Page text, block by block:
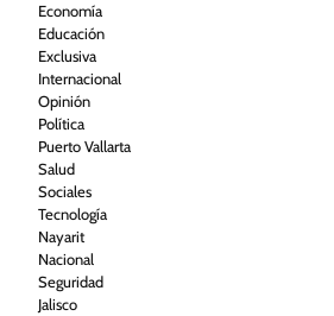
Economía
Educación
Exclusiva
Internacional
Opinión
Política
Puerto Vallarta
Salud
Sociales
Tecnología
Nayarit
Nacional
Seguridad
Jalisco